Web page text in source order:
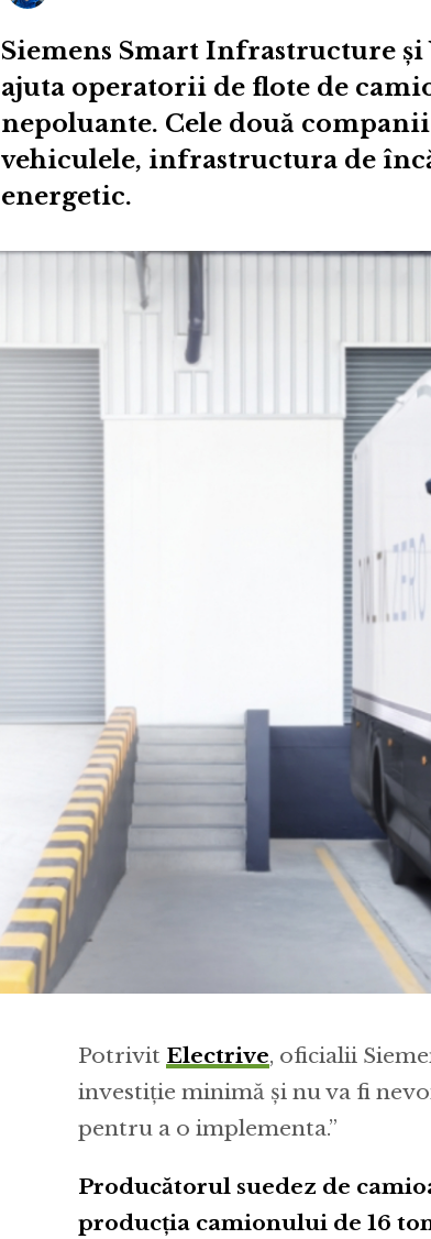
Siemens Smart Infrastructure
ajuta operatorii de flote de
nepoluante. Cele două
vehiculele, infrastructura de
energetic.
Potrivit Electrive, oficialii
investiție minimă și nu va fi
pentru a o implementa.”
Producătorul suedez de
producția camionului de 16